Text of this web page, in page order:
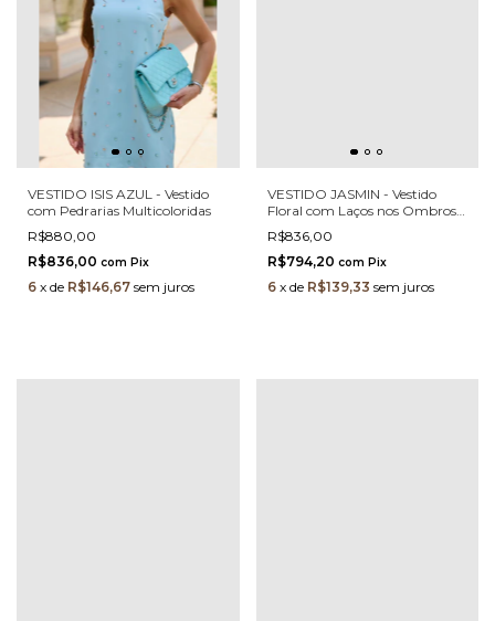
VESTIDO ISIS AZUL - Vestido
com Pedrarias Multicoloridas
R$880,00
R$836,00 com Pix
6 x de R$146,67 sem juros
VESTIDO JASMIN - Vestido
Floral com Laços nos Ombros e
Busto Estruturado
R$836,00
R$794,20 com Pix
6 x de R$139,33 sem juros